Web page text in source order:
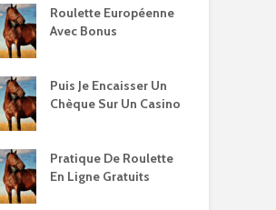
Roulette Européenne
Avec Bonus
Puis Je Encaisser Un
Chèque Sur Un Casino
Pratique De Roulette
En Ligne Gratuits